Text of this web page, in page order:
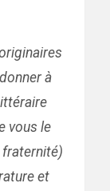
à
vous le
fraternité)
et